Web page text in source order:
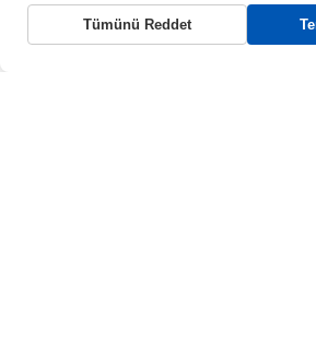
Gerekli Çerezler
Bu çerezler, web sitemizin çalışması için
Tümünü Reddet